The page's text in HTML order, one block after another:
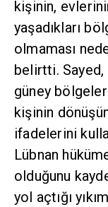
kişinin,
yaşadıkları
olmaması
belirtti. Sayed,
güney
kişinin
ifadelerini
Lübnan
olduğunu
yol açtığı